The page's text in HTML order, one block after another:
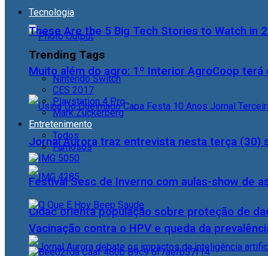
Tecnologia
Muito além do agro: 1º Interior AgroCoop
Jornal Aurora traz entrevista nesta terça (30)
Cidac orienta população sobre proteção de
These Are the 5 Big Tech Stories to Watch in
Trending Tags
Nintendo Switch
CES 2017
Playstation 4 Pro
Mark Zuckerberg
Entretenimento
Todos
Famosos
Festival Sesc de Inverno com aulas-show de
Vacinação contra o HPV e queda da